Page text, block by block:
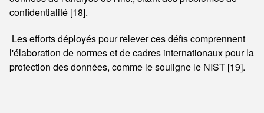
confidentialité [18].
Les efforts déployés pour relever ces défis comprennent
l'élaboration de normes et de cadres internationaux pour la
protection des données, comme le souligne le NIST [19].